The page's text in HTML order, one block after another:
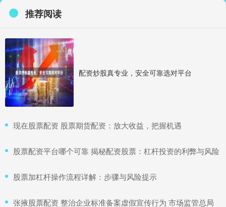
推荐阅读
配资炒股真专业，安全可靠选对平台
​现在股票配资 股票期货配资：放大收益，把握机遇
​股票配资平台哪个可靠 揭秘配资股票：杠杆投资的利弊与风险
​股票加杠杆操作流程详解：步骤与风险提示
​张掖股票配资 整治企业标准备案虚假宣传行为 市场监管总局